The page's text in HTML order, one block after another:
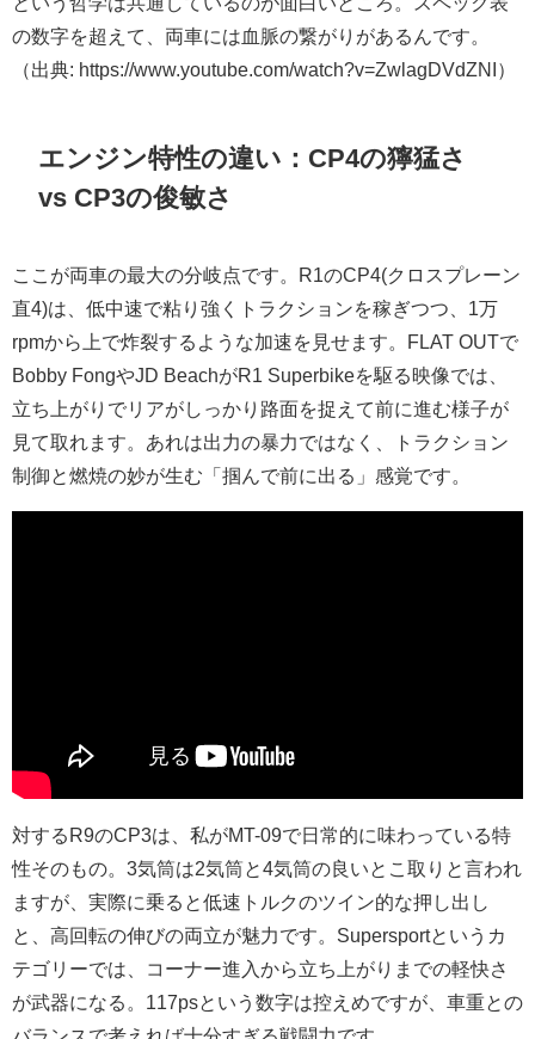
の数字を超えて、両車には血脈の繋がりがあるんです。
（出典: https://www.youtube.com/watch?v=ZwlagDVdZNI）
エンジン特性の違い：CP4の獰猛さ
vs CP3の俊敏さ
ここが両車の最大の分岐点です。R1のCP4(クロスプレーン
直4)は、低中速で粘り強くトラクションを稼ぎつつ、1万
rpmから上で炸裂するような加速を見せます。FLAT OUTで
Bobby FongやJD BeachがR1 Superbikeを駆る映像では、
立ち上がりでリアがしっかり路面を捉えて前に進む様子が
見て取れます。あれは出力の暴力ではなく、トラクション
制御と燃焼の妙が生む「掴んで前に出る」感覚です。
対するR9のCP3は、私がMT-09で日常的に味わっている特
性そのもの。3気筒は2気筒と4気筒の良いとこ取りと言われ
ますが、実際に乗ると低速トルクのツイン的な押し出し
と、高回転の伸びの両立が魅力です。Supersportというカ
テゴリーでは、コーナー進入から立ち上がりまでの軽快さ
が武器になる。117psという数字は控えめですが、車重との
バランスで考えれば十分すぎる戦闘力です。